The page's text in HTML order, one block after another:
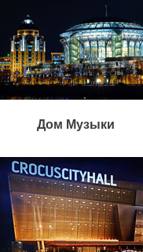
Дом Музыки